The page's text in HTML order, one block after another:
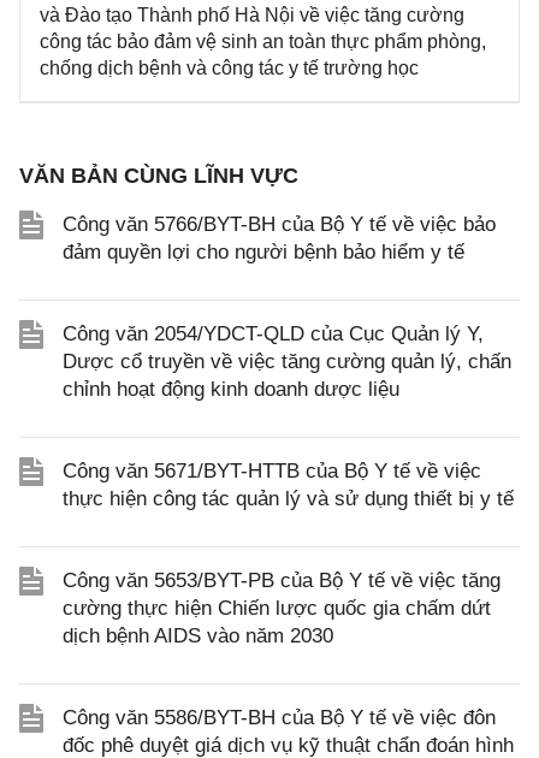
và Đào tạo Thành phố Hà Nội về việc tăng cường
công tác bảo đảm vệ sinh an toàn thực phẩm phòng,
chống dịch bệnh và công tác y tế trường học
VĂN BẢN CÙNG LĨNH VỰC
Công văn 5766/BYT-BH của Bộ Y tế về việc bảo
đảm quyền lợi cho người bệnh bảo hiểm y tế
Công văn 2054/YDCT-QLD của Cục Quản lý Y,
Dược cổ truyền về việc tăng cường quản lý, chấn
chỉnh hoạt động kinh doanh dược liệu
Công văn 5671/BYT-HTTB của Bộ Y tế về việc
thực hiện công tác quản lý và sử dụng thiết bị y tế
Công văn 5653/BYT-PB của Bộ Y tế về việc tăng
cường thực hiện Chiến lược quốc gia chấm dứt
dịch bệnh AIDS vào năm 2030
Công văn 5586/BYT-BH của Bộ Y tế về việc đôn
đốc phê duyệt giá dịch vụ kỹ thuật chẩn đoán hình